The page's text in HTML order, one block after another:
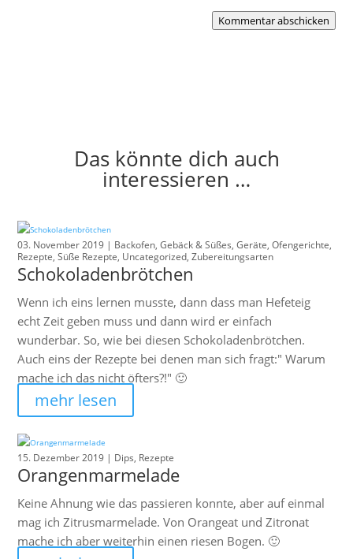
Kommentar abschicken
Das könnte dich auch
interessieren …
03. November 2019 | Backofen, Gebäck & Süßes, Geräte, Ofengerichte,
Rezepte, Süße Rezepte, Uncategorized, Zubereitungsarten
Schokoladenbrötchen
Wenn ich eins lernen musste, dann dass man Hefeteig
echt Zeit geben muss und dann wird er einfach
wunderbar. So, wie bei diesen Schokoladenbrötchen.
Auch eins der Rezepte bei denen man sich fragt:" Warum
mache ich das nicht öfters?!" 🙂
mehr lesen
15. Dezember 2019 | Dips, Rezepte
Orangenmarmelade
Keine Ahnung wie das passieren konnte, aber auf einmal
mag ich Zitrusmarmelade. Von Orangeat und Zitronat
mache ich aber weiterhin einen riesen Bogen. 🙂